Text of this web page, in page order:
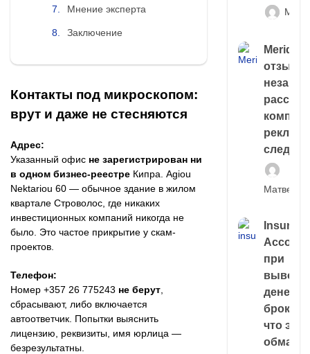
Мнение эксперта
Заключение
Контакты под микроскопом:
врут и даже не стесняются
Адрес:
Указанный офис не зарегистрирован ни
в одном бизнес-реестре Кипра. Agiou
Nektariou 60 — обычное здание в жилом
квартале Строволос, где никаких
инвестиционных компаний никогда не
было. Это частое прикрытие у скам-
проектов.
Телефон:
Номер +357 26 775243 не берут
сбрасывают, либо включается
автоответчик. Попытки выяснить
лицензию, реквизиты, имя юрлица —
безрезультатны.
следа
Матвей
Account
при
выводе
денег у
что это,
обман?